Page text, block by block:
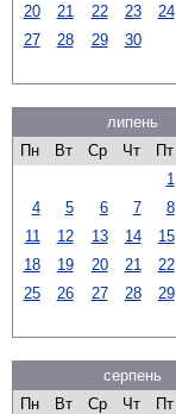
20
21 22 23 24
27
28 29 30
липень
Пн
Вт Ср Чт Пт
1
4
5 6 7 8
11
12 13 14 15
18
19 20 21 22
25
26 27 28 29
серпень
Пн
Вт Ср Чт Пт